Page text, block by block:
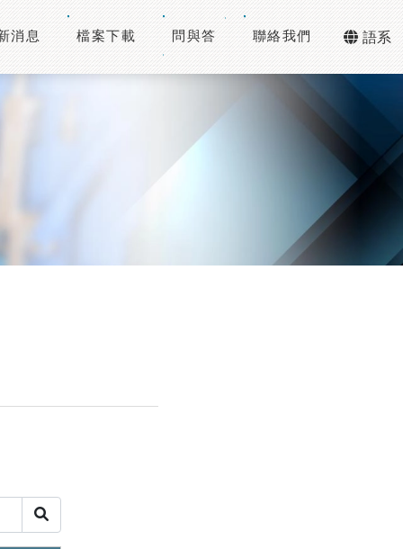
消息 檔案下載 問與答 聯絡我們 語系